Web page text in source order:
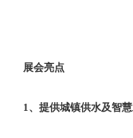
展会亮点
1、提供城镇供水及智